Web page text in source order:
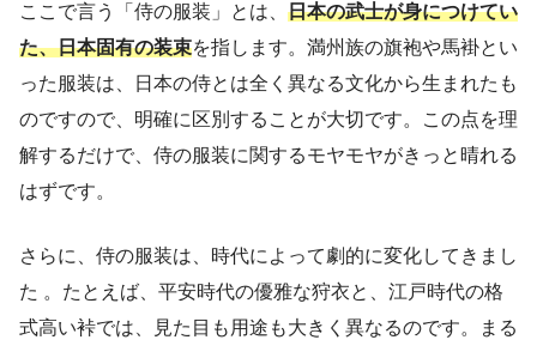
ここで言う「侍の服装」とは、 日本の武士が身につけてい
た、日本固有の装束を指します。満州族の旗袍や馬褂とい
った服装は、日本の侍とは全く異なる文化から生まれたも
のですので、明確に区別することが大切です。この点を理
解するだけで、侍の服装に関するモヤモヤがきっと晴れる
はずです。
さらに、侍の服装は、時代によって劇的に変化してきまし
た 。たとえば、平安時代の優雅な狩衣と、江戸時代の格
式高い裃では、見た目も用途も大きく異なるのです。まる